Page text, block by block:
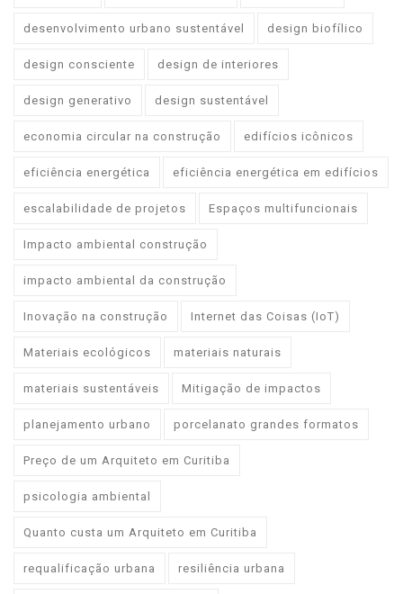
desenvolvimento urbano sustentável design biofílico
design consciente design de interiores
design generativo design sustentável
economia circular na construção edifícios icônicos
eficiência energética eficiência energética em edifícios
escalabilidade de projetos Espaços multifuncionais
Impacto ambiental construção
impacto ambiental da construção
Inovação na construção Internet das Coisas (IoT)
Materiais ecológicos materiais naturais
materiais sustentáveis Mitigação de impactos
planejamento urbano porcelanato grandes formatos
Preço de um Arquiteto em Curitiba
psicologia ambiental
Quanto custa um Arquiteto em Curitiba
requalificação urbana resiliência urbana